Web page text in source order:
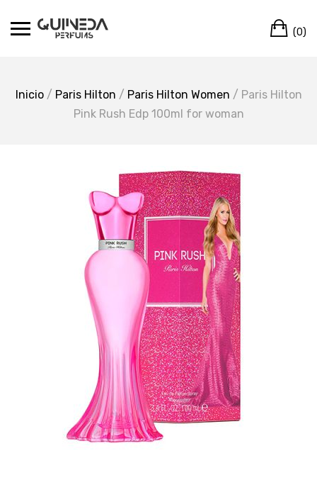
(0)
Inicio/ Paris Hilton / Paris Hilton Women / Paris Hilton
Pink Rush Edp 100ml for woman